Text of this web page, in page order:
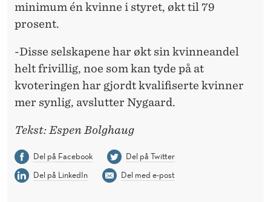
minimum én kvinne i styret, økt til 79
prosent.
-Disse selskapene har økt sin kvinneandel
helt frivillig, noe som kan tyde på at
kvoteringen har gjordt kvalifiserte kvinner
mer synlig, avslutter Nygaard.
Tekst: Espen Bolghaug
Del på Facebook
Del på Twitter
Del på LinkedIn
Del med e-post